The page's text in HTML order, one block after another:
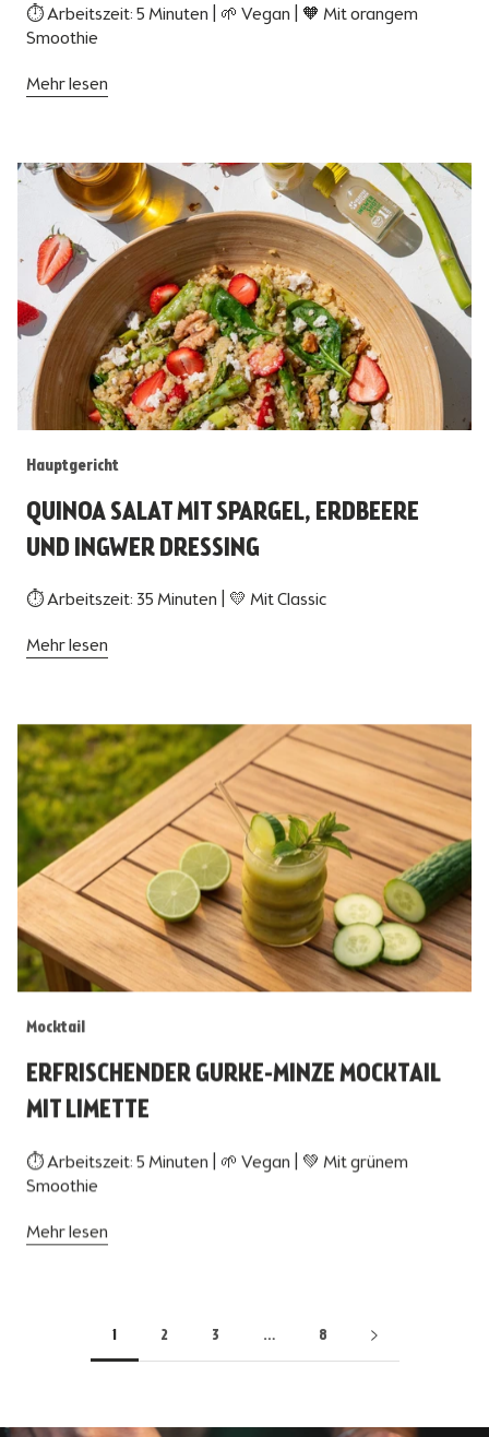
⏱ Arbeitszeit: 5 Minuten | 🌱 Vegan | 🧡 Mit orangem
Smoothie
Mehr lesen
Hauptgericht
QUINOA SALAT MIT SPARGEL, ERDBEERE
UND INGWER DRESSING
⏱ Arbeitszeit: 35 Minuten | 💛 Mit Classic
Mehr lesen
Mocktail
ERFRISCHENDER GURKE-MINZE MOCKTAIL
MIT LIMETTE
⏱ Arbeitszeit: 5 Minuten | 🌱 Vegan | 💚 Mit grünem
Smoothie
Mehr lesen
1 2 3 … 8